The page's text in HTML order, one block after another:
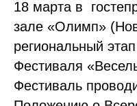
18 марта в
зале «Олимп»
региональный
Фестиваля
Фестиваль